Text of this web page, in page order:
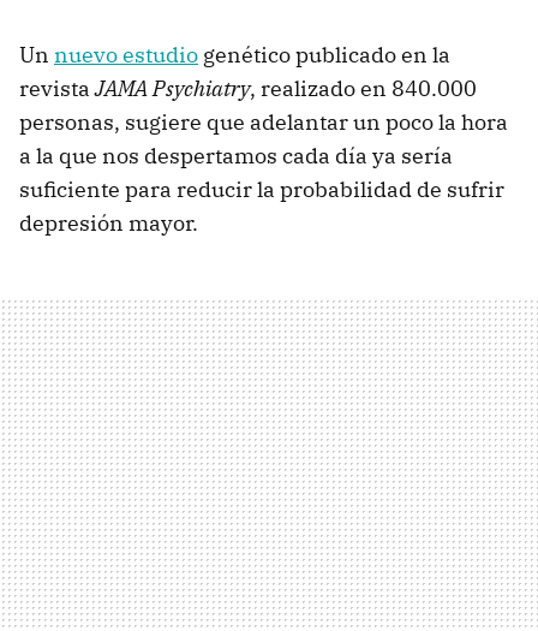
Un nuevo estudio genético publicado en la
revistaJAMA Psychiatry, realizado en 840.000
personas, sugiere que adelantar un poco la hora
a la que nos despertamos cada día ya sería
suficiente para reducir la probabilidad de sufrir
depresión mayor.